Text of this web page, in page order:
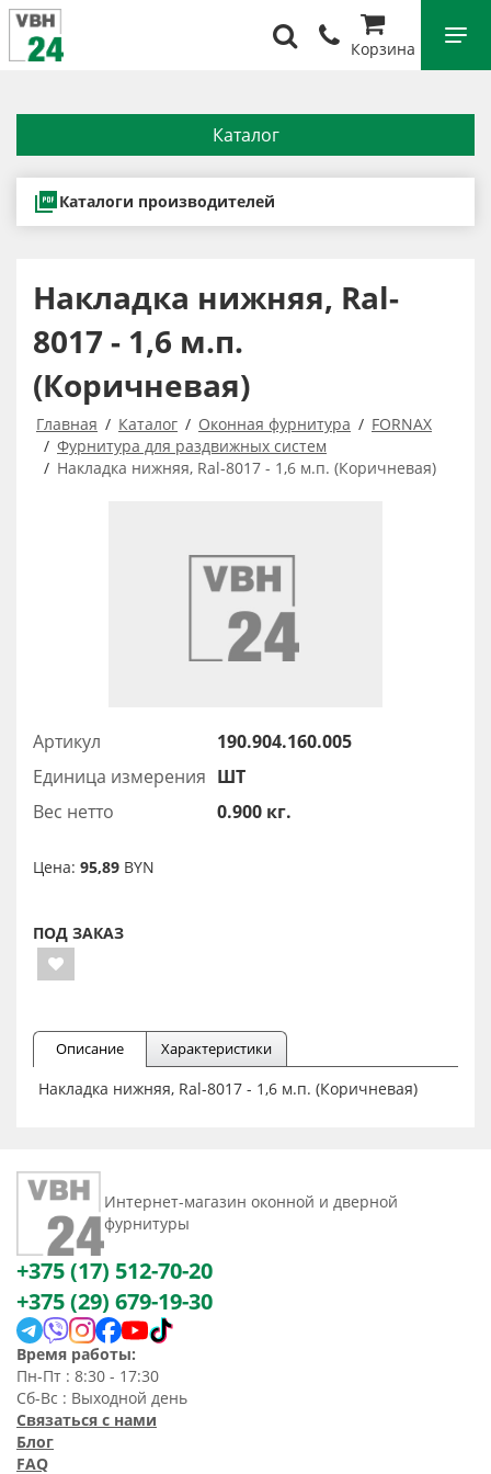
Корзина
Каталог
Каталоги производителей
Накладка нижняя, Ral-
8017 - 1,6 м.п.
(Коричневая)
Главная Каталог Оконная фурнитура
FORNAX
Фурнитура для раздвижных систем
Накладка нижняя, Ral-8017 - 1,6 м.п. (Коричневая)
Артикул
190.904.160.005
Единица измерения ШТ
Вес нетто
0.900 кг.
Цена: 95,89 BYN
ПОД ЗАКАЗ
Описание Характеристики
Накладка нижняя, Ral-8017 - 1,6 м.п. (Коричневая)
Интернет-магазин оконной и дверной
фурнитуры
+375 (17) 512-70-20
+375 (29) 679-19-30
Время работы:
Пн-Пт : 8:30 - 17:30
Сб-Вс : Выходной день
Связаться с нами
Блог
FAQ